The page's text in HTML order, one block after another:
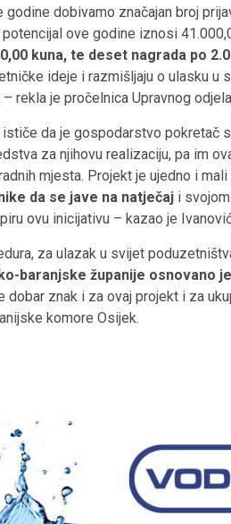
godine dobivamo značajan broj
ove godine iznosi
kuna, te deset nagrada po
ideje i razmišljaju o ulasku
rekla je pročelnica Upravnog
ističe da je gospodarstvo pokretač
za njihovu realizaciju, pa im
mjesta. Projekt je ujedno i
da se jave na natječaj i
ovu inicijativu – kazao je
za ulazak u svijet
baranjske županije osnovano
znak i za ovaj projekt i za
komore Osijek.